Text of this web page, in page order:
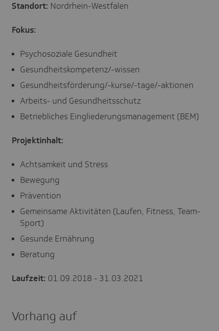
Standort: Nordrhein-Westfalen
Fokus:
Psychosoziale Gesundheit
Gesundheitskompetenz/-wissen
Gesundheitsförderung/-kurse/-tage/-aktionen
Arbeits- und Gesundheitsschutz
Betriebliches Eingliederungsmanagement (BEM)
Projektinhalt:
Achtsamkeit und Stress
Bewegung
Prävention
Gemeinsame Aktivitäten (Laufen, Fitness, Team-
Sport)
Gesunde Ernährung
Beratung
Laufzeit: 01.09.2018 - 31.03.2021
Vorhang auf